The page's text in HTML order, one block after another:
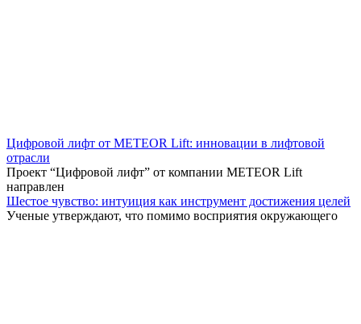
Цифровой лифт от METEOR Lift: инновации в лифтовой
отрасли
Проект “Цифровой лифт” от компании METEOR Lift
направлен
Шестое чувство: интуиция как инструмент достижения целей
Ученые утверждают, что помимо восприятия окружающего